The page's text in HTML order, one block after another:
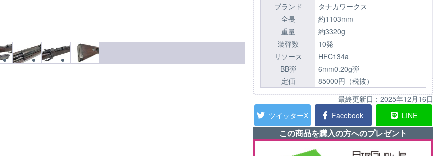
ブランド
タナカワークス
全長
約1103mm
重量
約3320g
装弾数
10発
リソース
HFC134a
BB弾
6mm0.20g弾
定価
85000円（税抜）
最終更新日： 2025年12月16日
ツイッターX
Facebook LINE
この商品を購入の方へのプレゼント